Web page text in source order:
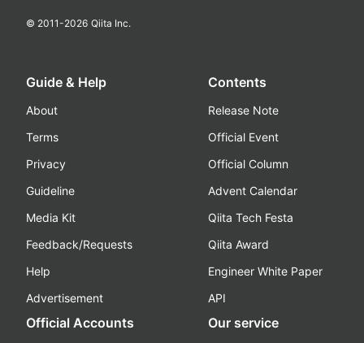
© 2011-2026 Qiita Inc.
Guide & Help
About
Terms
Privacy
Guideline
Media Kit
Feedback/Requests
Help
Advertisement
Contents
Release Note
Official Event
Official Column
Advent Calendar
Qiita Tech Festa
Qiita Award
Engineer White Paper
API
Official Accounts Our service